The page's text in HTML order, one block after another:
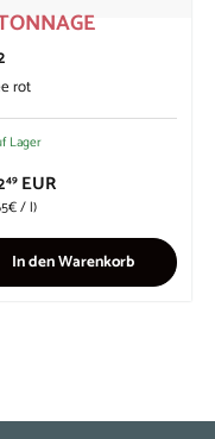
rot
Lager
49 EUR
/l
In den Warenkorb